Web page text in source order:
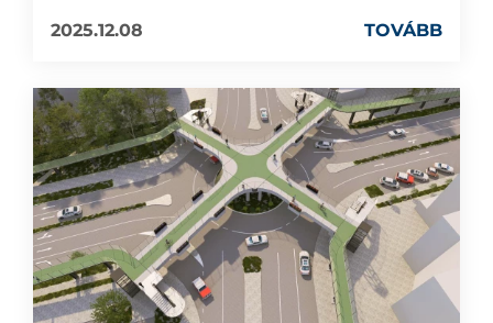
2025.12.08
TOVÁBB